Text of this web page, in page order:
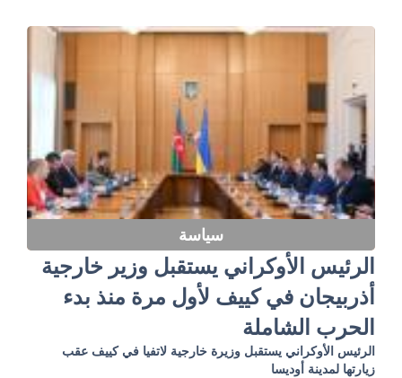
سياسة
الرئيس الأوكراني يستقبل وزير خارجية
أذربيجان في كييف لأول مرة منذ بدء
الحرب الشاملة
الرئيس الأوكراني يستقبل وزيرة خارجية لاتفيا في كييف عقب
زيارتها لمدينة أوديسا